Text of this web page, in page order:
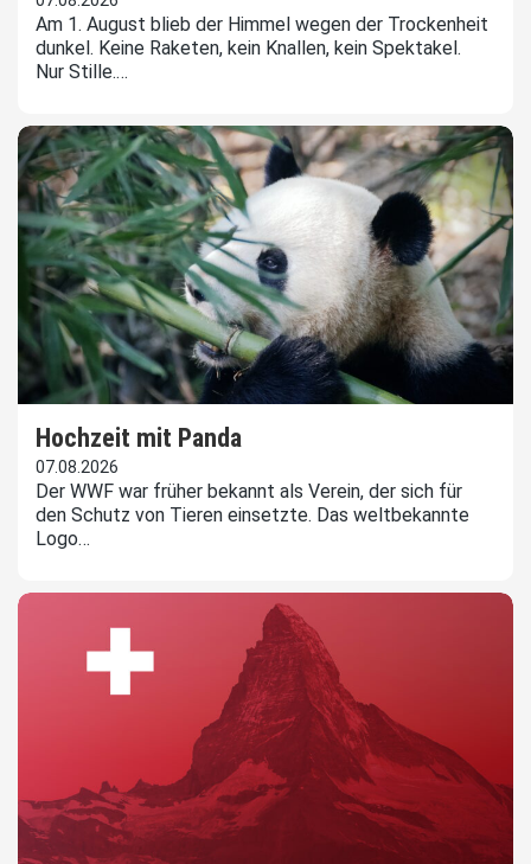
Am 1. August blieb der Himmel wegen der Trockenheit
dunkel. Keine Raketen, kein Knallen, kein Spektakel.
Nur Stille.…
Hochzeit mit Panda
07.08.2026
Der WWF war früher bekannt als Verein, der sich für
den Schutz von Tieren einsetzte. Das weltbekannte
Logo…